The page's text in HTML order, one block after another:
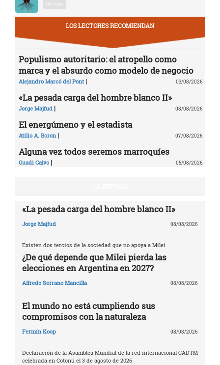
Descargar
LOS LECTORES RECOMIENDAN
Populismo autoritario: el atropello como
marca y el absurdo como modelo de negocio
Alejandro Marcó del Pont | 03/08/2026
«La pesada carga del hombre blanco II»
Jorge Majfud | 08/08/2026
El energúmeno y el estadista
Atilio A. Boron| 07/08/2026
Alguna vez todos seremos marroquíes
Guadi Calvo | 05/08/2026
«La pesada carga del hombre blanco II»
Jorge Majfud 08/08/2026
Existen dos tercios de la sociedad que no apoya a Milei
¿De qué depende que Milei pierda las
elecciones en Argentina en 2027?
Alfredo Serrano Mancilla 08/08/2026
El mundo no está cumpliendo sus
compromisos con la naturaleza
Fermín Koop 08/08/2026
Declaración de la Asamblea Mundial de la red internacional CADTM
celebrada en Cotonú el 3 de agosto de 2026